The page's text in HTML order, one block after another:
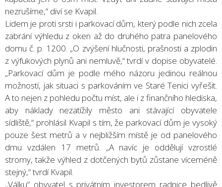
nezrušíme,“ diví se Kvapil.
Lidem je proti srsti i parkovací dům, který podle nich zcela
zabrání výhledu z oken až do druhého patra panelového
domu č. p. 1200. „O zvýšení hlučnosti, prašnosti a zplodin
z výfukových plynů ani nemluvě,“ tvrdí v dopise obyvatelé.
„Parkovací dům je podle mého názoru jedinou reálnou
možností, jak situaci s parkováním ve Staré Tenici vyřešit.
A to nejen z pohledu počtu míst, ale i z finančního hlediska,
aby náklady nezatížily město ani stávající obyvatele
sídliště,“ prohlásil Kvapil s tím, že parkovací dům je vysoký
pouze šest metrů a v nejbližším místě je od panelového
dmu vzdálen 17 metrů. „A navíc je oddělují vzrostlé
stromy, takže výhled z dotčených bytů zůstane víceméně
stejný,“ tvrdí Kvapil.
„Válku“ obyvatel s privátním investorem radnice bedlivě